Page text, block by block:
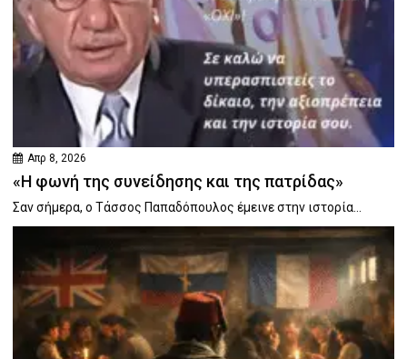
Απρ 8, 2026
«Η φωνή της συνείδησης και της πατρίδας»
Σαν σήμερα, ο Τάσσος Παπαδόπουλος έμεινε στην ιστορία...